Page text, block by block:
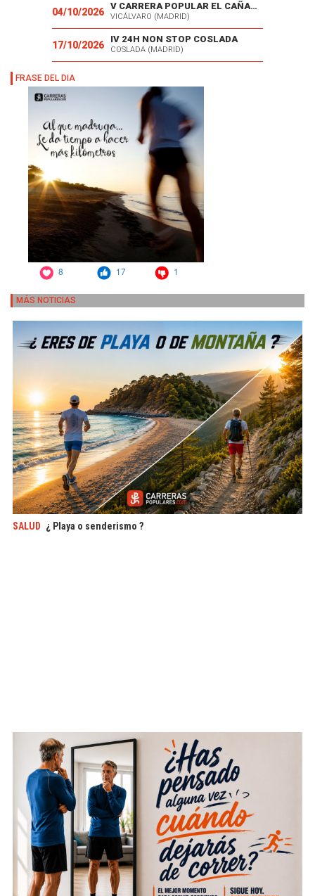
04/10/2026
V CARRERA POPULAR EL CAÑAVERAL
VICÁLVARO (MADRID)
17/10/2026
IV 24H NON STOP COSLADA
COSLADA (MADRID)
MÁS NOTICIAS
SALUD ¿ Playa o senderismo ?